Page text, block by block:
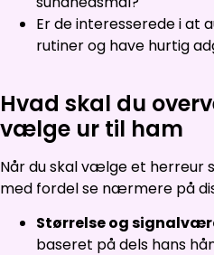
Er de interesserede i at
rutiner og have hurtig
Hvad skal du
vælge ur til ham
Når du skal vælge et herreur
med fordel se nærmere på
Størrelse og
baseret på dels hans